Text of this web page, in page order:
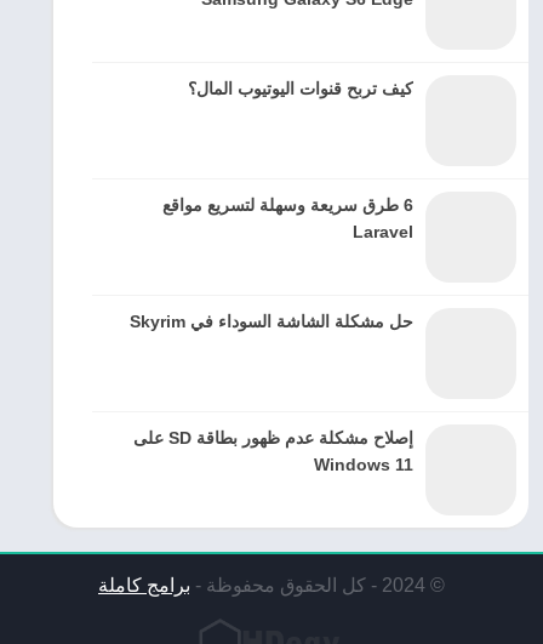
كيف تربح قنوات اليوتيوب المال؟
6 طرق سريعة وسهلة لتسريع مواقع
Laravel
حل مشكلة الشاشة السوداء في Skyrim
إصلاح مشكلة عدم ظهور بطاقة SD على
Windows 11
© 2024 - كل الحقوق محفوظة - برامج كاملة